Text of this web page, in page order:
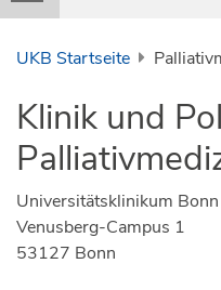
UKB Startseite
Klinik und
Universitätsklinikum
Venusberg-Campus 1
53127 Bonn